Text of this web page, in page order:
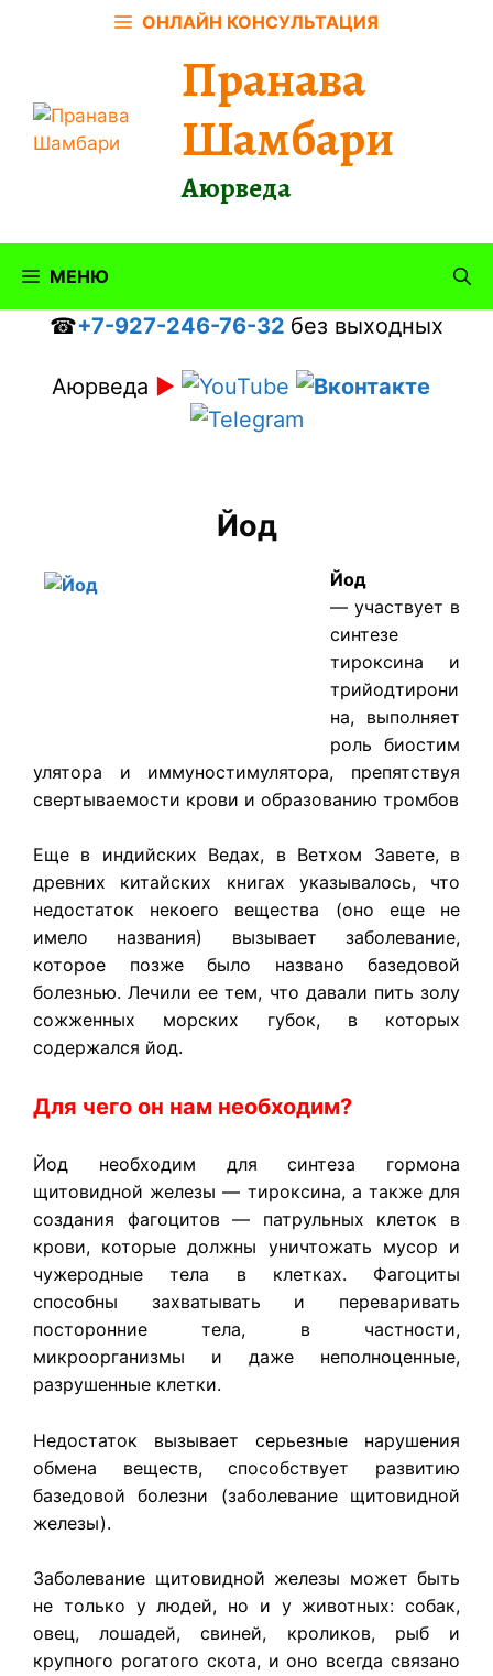
ОНЛАЙН КОНСУЛЬТАЦИЯ
Пранава
Шамбари
Аюрведа
МЕНЮ
☎+7-927-246-76-32 без выходных
Аюрведа ►
Йод
Йод
— участвует в
синтезе
тироксина и
трийодтирони
на, выполняет
роль биостим
улятора и иммуностимулятора, препятствуя
свертываемости крови и образованию тромбов
Еще в индийских Ведах, в Ветхом Завете, в
древних китайских книгах указывалось, что
недостаток некоего вещества (оно еще не
имело названия) вызывает заболевание,
которое позже было названо базедовой
болезнью. Лечили ее тем, что давали пить золу
сожженных морских губок, в которых
содержался йод.
Для чего он нам необходим?
Йод необходим для синтеза гормона
щитовидной железы — тироксина, а также для
создания фагоцитов — патрульных клеток в
крови, которые должны уничтожать мусор и
чужеродные тела в клетках. Фагоциты
способны захватывать и переваривать
посторонние тела, в частности,
микроорганизмы и даже неполноценные,
разрушенные клетки.
Недостаток вызывает серьезные нарушения
обмена веществ, способствует развитию
базедовой болезни (заболевание щитовидной
железы).
Заболевание щитовидной железы может быть
не только у людей, но и у животных: собак,
овец, лошадей, свиней, кроликов, рыб и
крупного рогатого скота, и оно всегда связано